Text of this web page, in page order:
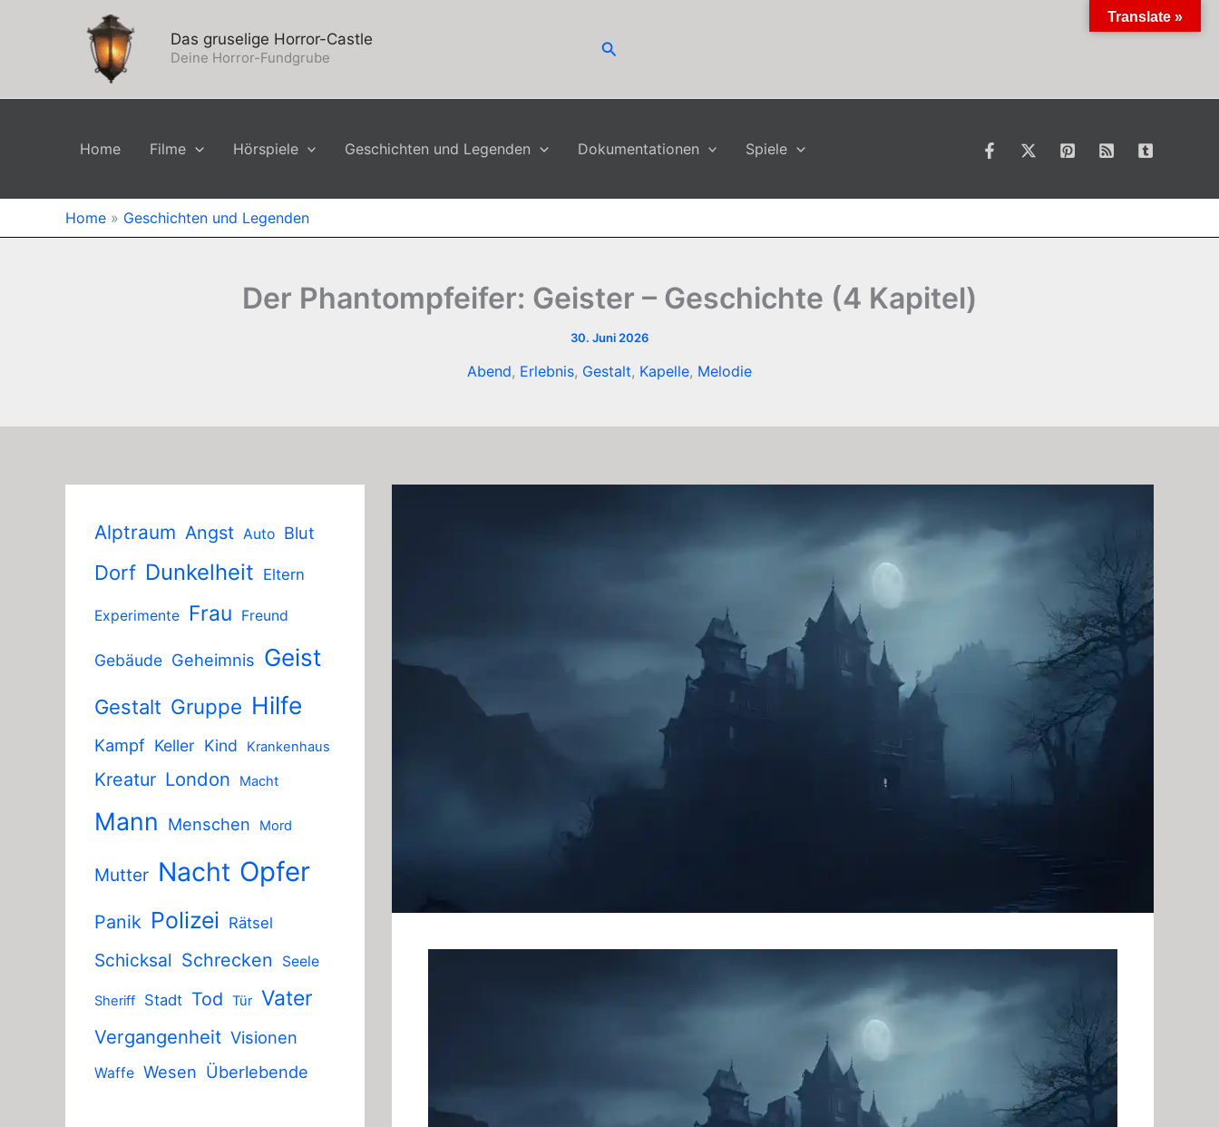
Das gruselige Horror-Castle
Deine Horror-Fundgrube
Suchen
Home Filme Hörspiele Geschichten und Legenden Dokumentationen Spiele
Home » Geschichten und Legenden
Der Phantompfeifer: Geister – Geschichte (4 Kapitel)
30. Juni 2026
Abend, Erlebnis, Gestalt, Kapelle, Melodie
Alptraum Angst Auto Blut
Dorf Dunkelheit Eltern
Experimente Frau Freund
Gebäude Geheimnis Geist
Gestalt Gruppe Hilfe
Kampf Keller Kind Krankenhaus
Kreatur London Macht
Mann Menschen Mord
Mutter Nacht Opfer
Panik Polizei Rätsel
Schicksal Schrecken Seele
Sheriff Stadt Tod Tür Vater
Vergangenheit Visionen
Waffe Wesen Überlebende
Translate »